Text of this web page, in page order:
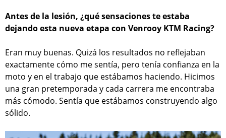
Antes de la lesión, ¿qué sensaciones te estaba
dejando esta nueva etapa con Venrooy KTM Racing?
Eran muy buenas. Quizá los resultados no reflejaban
exactamente cómo me sentía, pero tenía confianza en la
moto y en el trabajo que estábamos haciendo. Hicimos
una gran pretemporada y cada carrera me encontraba
más cómodo. Sentía que estábamos construyendo algo
sólido.